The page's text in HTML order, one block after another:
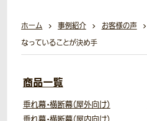
ホーム 事例紹介 お客様の声
なっていることが決め手
商品一覧
垂れ幕・横断幕（屋外向け）